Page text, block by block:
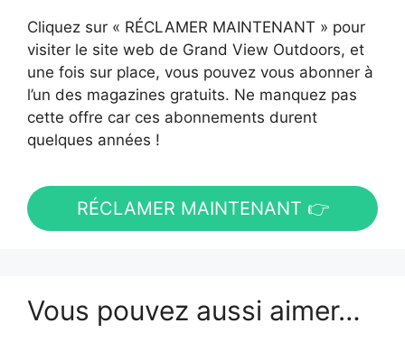
Cliquez sur « RÉCLAMER MAINTENANT » pour
visiter le site web de Grand View Outdoors, et
une fois sur place, vous pouvez vous abonner à
l’un des magazines gratuits. Ne manquez pas
cette offre car ces abonnements durent
quelques années !
RÉCLAMER MAINTENANT 👉
Vous pouvez aussi aimer…